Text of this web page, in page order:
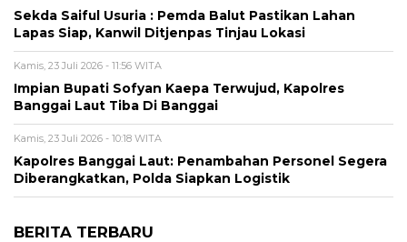
Sekda Saiful Usuria : Pemda Balut Pastikan Lahan
Lapas Siap, Kanwil Ditjenpas Tinjau Lokasi
Kamis, 23 Juli 2026 - 11:56 WITA
Impian Bupati Sofyan Kaepa Terwujud, Kapolres
Banggai Laut Tiba Di Banggai
Kamis, 23 Juli 2026 - 10:18 WITA
Kapolres Banggai Laut: Penambahan Personel Segera
Diberangkatkan, Polda Siapkan Logistik
BERITA TERBARU